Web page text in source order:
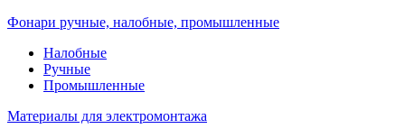
Фонари ручные, налобные, промышленные
Налобные
Ручные
Промышленные
Материалы для электромонтажа